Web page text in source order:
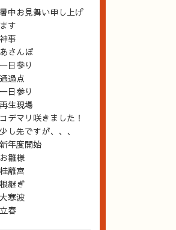
暑中お見舞い申し上げ
ます
神事
あさんぽ
一日参り
通過点
一日参り
再生現場
コデマリ咲きました！
少し先ですが、、、
新年度開始
お雛様
桂離宮
根継ぎ
大寒波
立春